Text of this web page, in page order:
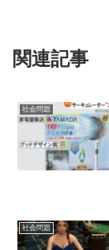
関連記事
社会問題
社会問題